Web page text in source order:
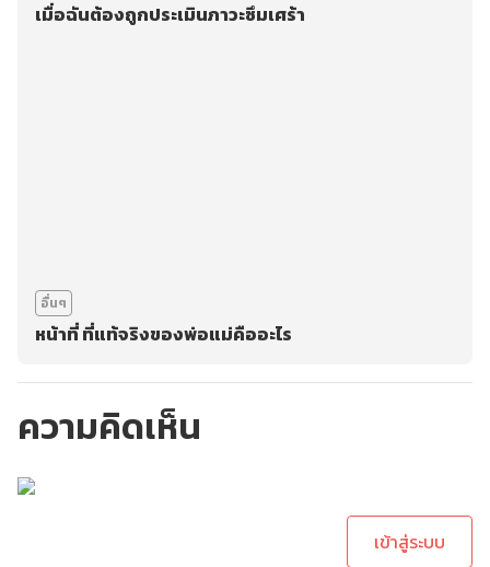
เมื่อฉันต้องถูกประเมินภาวะซึมเศร้า
อื่นๆ
หน้าที่ ที่แท้จริงของพ่อแม่คืออะไร
ความคิดเห็น
เข้าสู่ระบบ